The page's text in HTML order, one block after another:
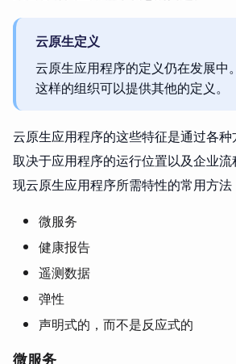
云原生定义
云原生应用程序的定义仍在发展中
这样的组织可以提供其他的定义。
云原生应用程序的这些特征是通过各
取决于应用程序的运行位置以及企业
现云原生应用程序所需特性的常用方法
微服务
健康报告
遥测数据
弹性
声明式的，而不是反应式的
微服务